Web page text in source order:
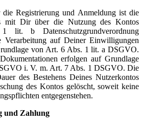
Registrierung und Anmeldung ist die
mit Dir über die Nutzung des Kontos
b Datenschutzgrundverordnung
Verarbeitung auf Deiner Einwilligungen
von Art. 6 Abs. 1 lit. a DSGVO.
erfolgen auf Grundlage
i. V. m. Art. 7 Abs. 1 DSGVO. Die
des Bestehens Deines Nutzerkontos
des Kontos gelöscht, soweit keine
entgegenstehen.
und Zahlung